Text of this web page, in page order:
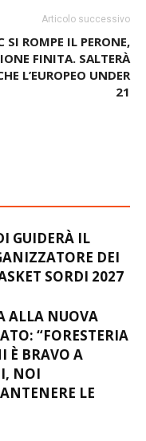
Articolo successivo
SI ROMPE IL PERONE,
FINITA. SALTERÀ
L’EUROPEO UNDER
21
GUIDERÀ IL
DEI
SORDI 2027
ALLA NUOVA
“FORESTERIA
È BRAVO A
NOI
LE